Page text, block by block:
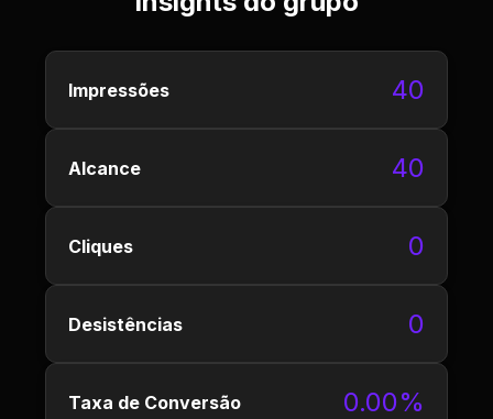
Impressões 40
Alcance 40
Cliques 0
Desistências 0
Taxa de Conversão 0.00%